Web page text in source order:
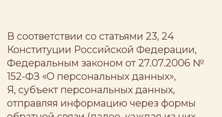
при заполнении таких форм в целях
использования сайта
https://zarny.ru/ceramics и его сервисов
(далее - сайт, Сервис), и в дальнейшем
при использовании сайта и/или его
Сервисов, выражаю полное,
безоговорочное и однозначное Согласие
на обработку своих персональных
данных (далее - Согласие) на следующих